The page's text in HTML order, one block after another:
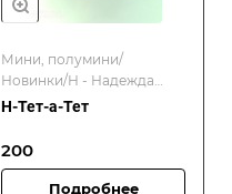
Мини, полумини/
Новинки/Н - Надежда
Бердникова/
селекционеры
Н-Тет-а-Тет
200
Подробнее